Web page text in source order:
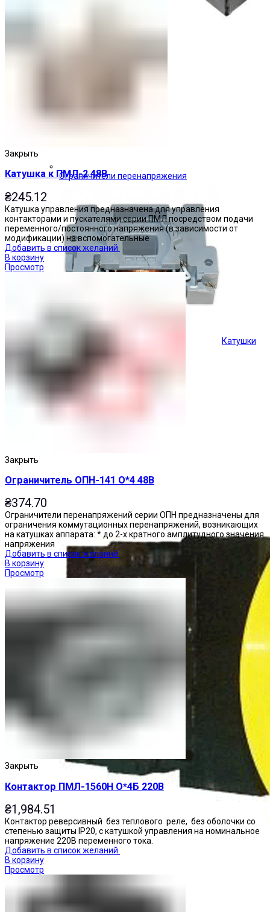
Ограничители перенапряжения
Катушки
Кнопки управления
Закрыть
Катушка к ПМЛ-2 48В
₴245.12
Катушка управления предназначена для управления
контакторами и пускателями серии ПМЛ посредством подачи
переменного/постоянного напряжения (в зависимости от
модификации) на вспомогательные
Добавить в список желаний
В корзину
Просмотр
Закрыть
Ограничитель ОПН-141 О*4 48В
₴374.70
Ограничители перенапряжений серии ОПН предназначены для
ограничения коммутационных перенапряжений, возникающих
на катушках аппарата: * до 2-х кратного амплитудного значения
напряжения
Добавить в список желаний
В корзину
Просмотр
Закрыть
Контактор ПМЛ-1560Н О*4Б 220В
₴1,984.51
Контактор реверсивный без теплового реле, без оболочки со
степенью защиты IP20, с катушкой управления на номинальное
напряжение 220В переменного тока.
Добавить в список желаний
В корзину
Просмотр